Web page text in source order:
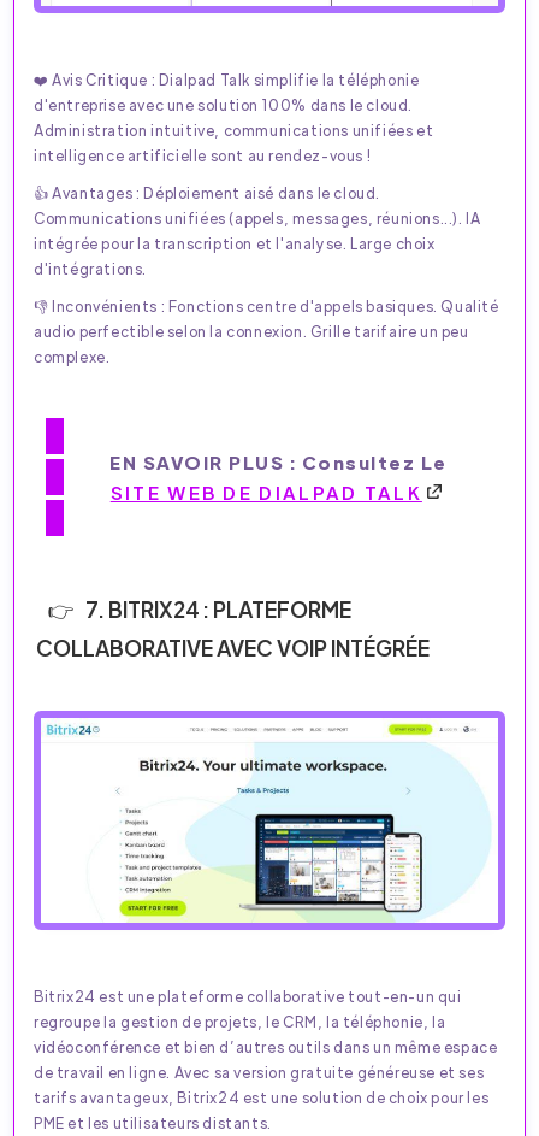
❤️ Avis Critique : Dialpad Talk simplifie la téléphonie
d'entreprise avec une solution 100% dans le cloud.
Administration intuitive, communications unifiées et
intelligence artificielle sont au rendez-vous !
👍 Avantages : Déploiement aisé dans le cloud.
Communications unifiées (appels, messages, réunions...). IA
intégrée pour la transcription et l'analyse. Large choix
d'intégrations.
👎 Inconvénients : Fonctions centre d'appels basiques. Qualité
audio perfectible selon la connexion. Grille tarifaire un peu
complexe.
EN SAVOIR PLUS : Consultez Le
SITE WEB DE DIALPAD TALK
7. BITRIX24 : PLATEFORME
COLLABORATIVE AVEC VOIP INTÉGRÉE
Bitrix24 est une plateforme collaborative tout-en-un qui
regroupe la gestion de projets, le CRM, la téléphonie, la
vidéoconférence et bien d’autres outils dans un même espace
de travail en ligne. Avec sa version gratuite généreuse et ses
tarifs avantageux, Bitrix24 est une solution de choix pour les
PME et les utilisateurs distants.